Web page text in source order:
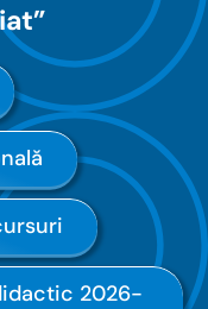
2026-